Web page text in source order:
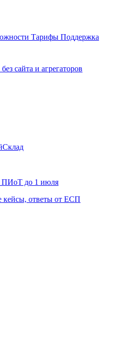
Тарифы Поддержка
сайта и агрегаторов
ПИоТ до 1 июля
кейсы, ответы от ЕСП